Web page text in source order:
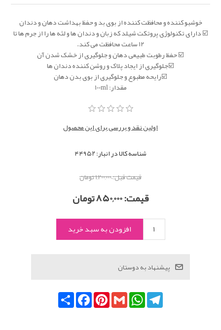
خوشبو کننده و محافظت کننده از بوی بد و حفظ بهداشت دهان و دندان
☑️ دارای تکنولوژی پروتکت شیلد که زبان و دندان ها و لثه ها را از جرم ها تا
12 ساعت محافظت می کند.
☑️ حفظ رطوبت طبیعی دهان و جلوگیری از خشک شدن آن
☑️جلوگیری از ایجاد پلاک و روشن کننده دندان ها
☑️رایحه مطبوع و جلوگیری از بوی بدن دهان
مقدار: 100ml
اولین نقد و بررسی برای این محصول
شناسه کالا در انبار:۴۴۹۵۲
قیمت قبل:1,200,000 تومان
قیمت:850,000 تومان
اشتراکFacebookPinterestGmail
WhatsAppTelegram